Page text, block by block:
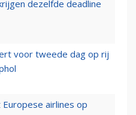
dezelfde deadline
voor tweede dag op rij
airlines op